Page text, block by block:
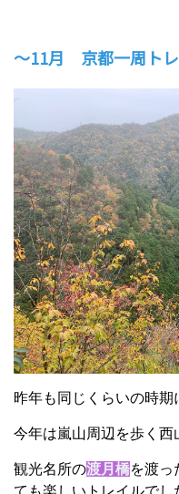
～11月 京都一周ト
昨年も同じくらいの時期
今年は嵐山周辺を歩く西
観光名所の渡月橋を渡っ